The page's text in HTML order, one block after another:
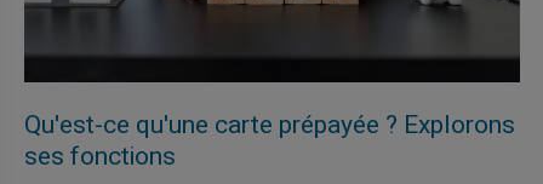
Qu'est-ce qu'une carte prépayée ? Explorons
ses fonctions